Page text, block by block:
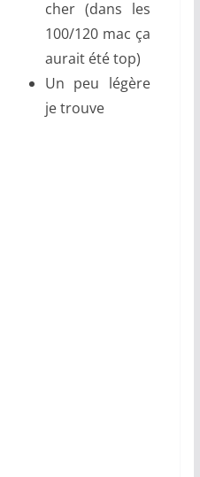
cher (dans les
100/120 mac ça
aurait été top)
Un peu légère
je trouve